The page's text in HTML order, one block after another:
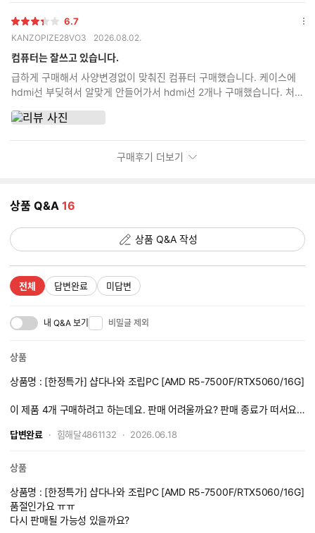
갯
수
별
점
6.7
KANZOPIZE28VO3 2026.08.02.
컴퓨터는 잘쓰고 있습니다.
급하게 구매해서 사양변경없이 맞춰진 컴퓨터 구매했습니다. 케이스에
hdmi선 부딪혀서 알맞게 안들어가서 hdmi선 2개나 구매했습니다. 처음
꺼우면 케이스에 부딪혀서 안들어간다고 안내라도 해주세요.
옵
구매후기 더보기
상품 Q&A 16
상품 Q&A 작성
전체 답변완료 미답변
내 Q&A 보기 비밀글 제외
상품
상품명 : [한정특가] 샵다나와 조립PC [AMD R5-7500F/RTX5060/16G]
이 제품 4개 구매하려고 하는데요. 판매 어려울까요? 판매 종료가 떠서요
답변완료 힘해달4861132 2026.06.18
상품
상품명 : [한정특가] 샵다나와 조립PC [AMD R5-7500F/RTX5060/16G]
품절인가요 ㅠㅠ
다시 판매될 가능성 있을까요?